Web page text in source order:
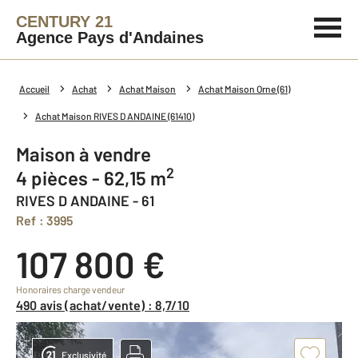
CENTURY 21
Agence Pays d'Andaines
Accueil Achat Achat Maison Achat Maison Orne (61)
Achat Maison RIVES D ANDAINE (61410)
Maison à vendre
4 pièces - 62,15 m2
RIVES D ANDAINE - 61
Ref : 3995
107 800 €
Honoraires charge vendeur
490 avis (achat/vente) : 8,7/10
Exclusivité